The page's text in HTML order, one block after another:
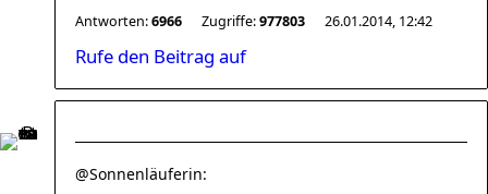
Antworten:6966 Zugriffe:977803 26.01.2014, 12:42
Rufe den Beitrag auf
@Sonnenläuferin: